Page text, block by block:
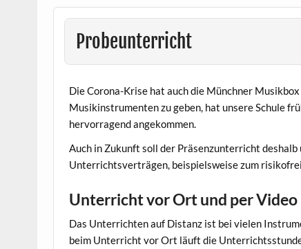
Probeunterricht
Die Corona-Krise hat auch die Münchner
Musikinstrumenten zu geben, hat unsere Schule
hervorragend angekommen.
Auch in Zukunft soll der Präsenzunterricht
Unterrichtsverträgen, beispielsweise zum
Unterricht vor Ort und per
Das Unterrichten auf Distanz ist bei vielen
beim Unterricht vor Ort läuft die